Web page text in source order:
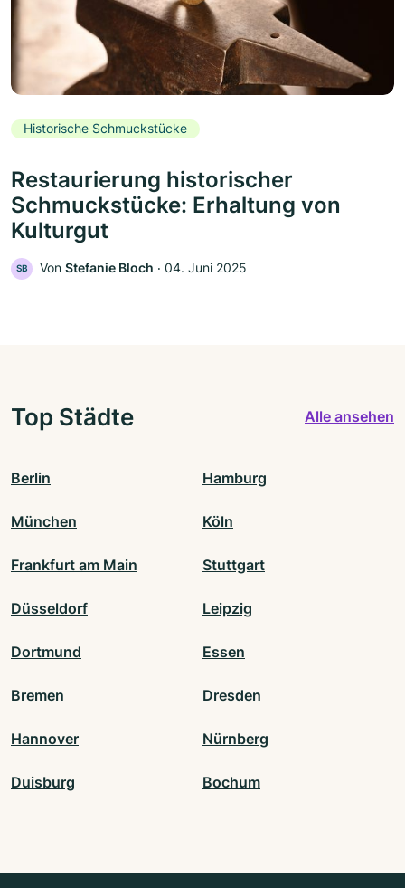
Historische Schmuckstücke
Restaurierung historischer
Schmuckstücke: Erhaltung von
Kulturgut
SB Von Stefanie Bloch ‧ 04. Juni 2025
Top Städte Alle ansehen
Berlin Hamburg
München Köln
Frankfurt am Main Stuttgart
Düsseldorf Leipzig
Dortmund Essen
Bremen Dresden
Hannover Nürnberg
Duisburg Bochum